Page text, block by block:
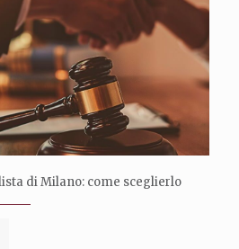
di Milano: come sceglierlo